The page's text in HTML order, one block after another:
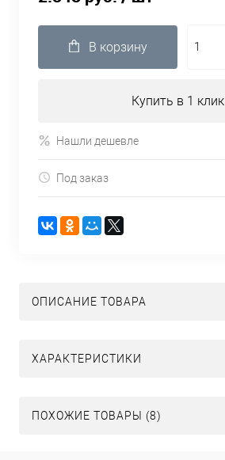
В корзину
Купить в 1 клик
Нашли дешевле
Под заказ
ОПИСАНИЕ ТОВАРА
ХАРАКТЕРИСТИКИ
ПОХОЖИЕ ТОВАРЫ (8)